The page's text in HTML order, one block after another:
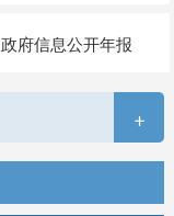
政府信息公开年报
+